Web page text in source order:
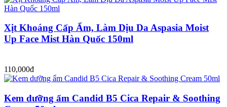
Xịt Khoáng Cấp Ẩm, Làm Dịu Da Aspasia Moist
Up Face Mist Hàn Quốc 150ml
110,000đ
Kem dưỡng ẩm Candid B5 Cica Repair & Soothing